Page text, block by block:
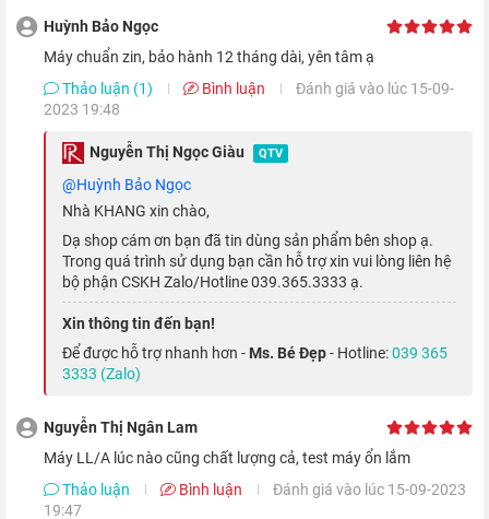
Không chỉ mang đến tốc độ cao, A15 Bionic còn tích hợp bộ
xử lý hình ảnh mới ISP; bảo mật an toàn dữ liệu Face ID, các
thông tin cá nhân; hỗ trợ trí tuệ nhân tạo với 15,8 nghìn tỉ phép
tính mỗi giây, cho phép chạy các tính năng như Cinematic hay
Smart HDR 4 trơn tru và ổn định.
Huỳnh Bảo Ngọc
Máy chuẩn zin, bảo hành 12 tháng dài, yên tâm ạ
Thảo luận (1)
Bình luận
Đánh giá vào lúc 15-09-
2023 19:48
Nguyễn Thị Ngọc Giàu QTV
@Huỳnh Bảo Ngọc
Nhà KHANG xin chào,
Dạ shop cám ơn bạn đã tin dùng sản phẩm bên shop ạ.
Trong quá trình sử dụng bạn cần hỗ trợ xin vui lòng liên hệ
bộ phận CSKH Zalo/Hotline 039.365.3333 ạ.
Xin thông tin đến bạn!
Để được hỗ trợ nhanh hơn - Ms. Bé Đẹp- Hotline:039 365
3333 (Zalo)
Nguyễn Thị Ngân Lam
Máy LL/A lúc nào cũng chất lượng cả, test máy ổn lắm
Thảo luận
Bình luận
Đánh giá vào lúc 15-09-2023
19:47